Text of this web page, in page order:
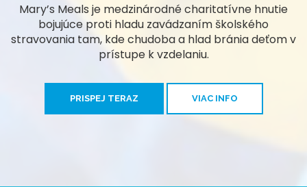
Mary’s Meals je medzinárodné charitatívne hnutie
bojujúce proti hladu zavádzaním školského
stravovania tam, kde chudoba a hlad bránia deťom v
prístupe k vzdelaniu.
PRISPEJ TERAZ VIAC INFO